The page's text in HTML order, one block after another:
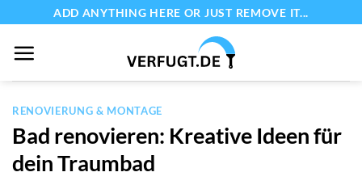
springen
ADD ANYTHING HERE OR JUST REMOVE IT...
RENOVIERUNG & MONTAGE
Bad renovieren: Kreative Ideen für
dein Traumbad